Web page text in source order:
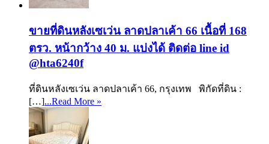
ขายที่ดินหลังเซเว่น ลาดปลาเค้า 66 เนื้อที่ 168
ตรว. หน้ากว้าง 40 ม. แบ่งได้ ติดต่อ line id
@hta6240f
ที่ดินหลังเซเว่น ลาดปลาเค้า 66, กรุงเทพ พิกัดที่ดิน :
[…]...Read More »